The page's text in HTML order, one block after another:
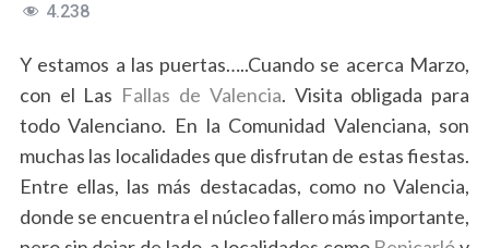
4.238
Y estamos a las puertas…..Cuando se acerca Marzo,
con el Las Fallas de Valencia. Visita obligada para
todo Valenciano. En la Comunidad Valenciana, son
muchas las localidades que disfrutan de estas fiestas.
Entre ellas, las más destacadas, como no Valencia,
donde se encuentra el núcleo fallero más importante,